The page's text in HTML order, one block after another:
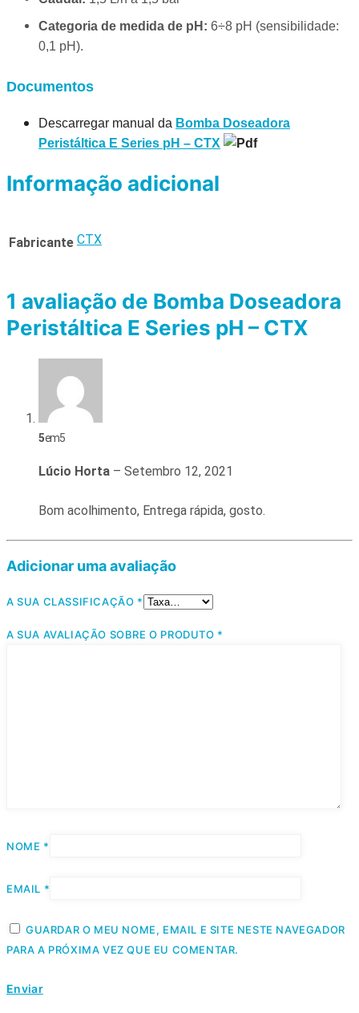
Categoria de medida de pH: 6÷8 pH (sensibilidade:
0,1 pH).
Documentos
Descarregar manual da Bomba Doseadora
Peristáltica E Series pH – CTX
Informação adicional
Fabricante CTX
1 avaliação de Bomba Doseadora
Peristáltica E Series pH – CTX
5em 5
Lúcio Horta – Setembro 12, 2021
Bom acolhimento, Entrega rápida, gosto.
Adicionar uma avaliação
A SUA CLASSIFICAÇÃO *
A SUA AVALIAÇÃO SOBRE O PRODUTO *
NOME *
EMAIL *
GUARDAR O MEU NOME, EMAIL E SITE NESTE NAVEGADOR
PARA A PRÓXIMA VEZ QUE EU COMENTAR.